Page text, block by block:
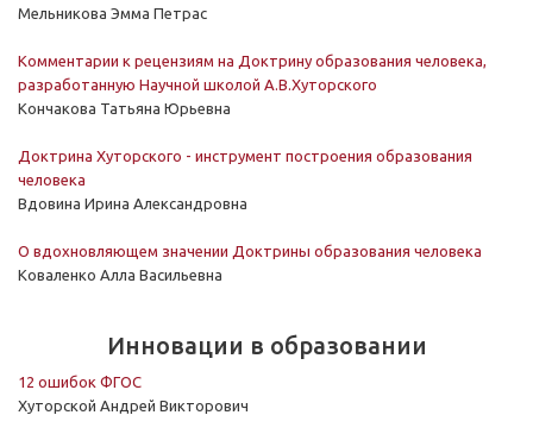
Мельникова Эмма Петрас
Комментарии к рецензиям на Доктрину образования человека,
разработанную Научной школой А.В.Хуторского
Кончакова Татьяна Юрьевна
Доктрина Хуторского - инструмент построения образования
человека
Вдовина Ирина Александровна
О вдохновляющем значении Доктрины образования человека
Коваленко Алла Васильевна
Инновации в образовании
12 ошибок ФГОС
Хуторской Андрей Викторович